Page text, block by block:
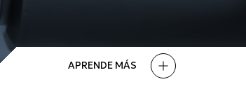
APRENDE MÁS